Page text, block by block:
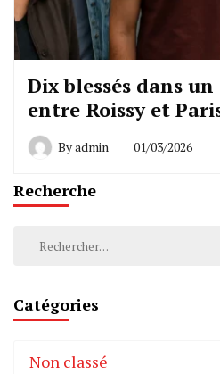
Dix blessés dans
entre Roissy et
Byadmin 01/03/2026
Recherche
Rechercher :
Catégories
Non classé